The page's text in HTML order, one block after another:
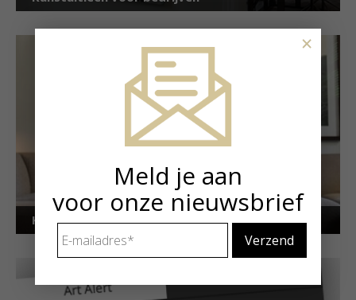
Kunstuitleen voor particulieren
Meld je aan
voor onze nieuwsbrief
mailadres *
×